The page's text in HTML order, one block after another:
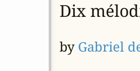
Dix
by Gabriel